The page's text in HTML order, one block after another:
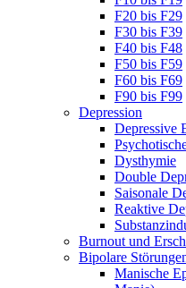
F20 bis F29
F30 bis F39
F40 bis F48
F50 bis F59
F60 bis F69
F90 bis F99
Depression
Depressive
Dysthymie
Double
Saisonale
Reaktive
Burnout und
Bipolare
Manische